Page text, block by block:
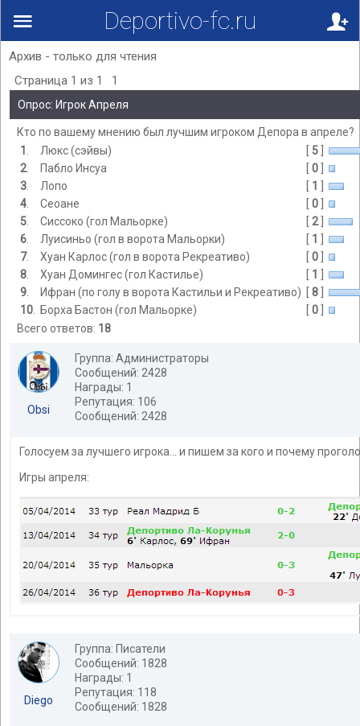
Deportivo-fc.ru
Архив - только для чтения
Страница 1 из 1 1
Опрос: Игрок Апреля
Кто по вашему мнению был лучшим игроком Депора в апреле?
1
Люкс (сэйвы) 5
2. Пабло Инсуа 0
3
Лопо 1
4
Сеоане 0
5
Сиссоко (гол Мальорке) 2]
6
Луисиньо (гол в ворота Мальорки) 1
7. Хуан Карлос (гол в ворота Рекреативо) 0
8
Хуан Домингес (гол Кастилье) 1
9
Ифран (по голу в ворота Кастильи и Рекреативо) 8
10
Борха Бастон (гол Мальорке) 0
Всего ответов: 18
Obsi
Группа: Администраторы
Сообщений: 2428
Награды: 1
Репутация: 106
Сообщений: 2428
Голосуем за лучшего игрока... и пишем за кого и почему
Игры апреля:
Diego
Группа: Писатели
Сообщений: 1828
Награды: 1
Репутация: 118
Сообщений: 1828